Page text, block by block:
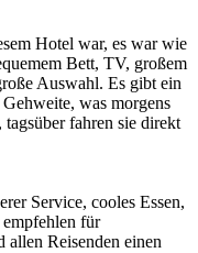
Hotel war, es war wie
Bett, TV, großem
Auswahl. Es gibt ein
was morgens
fahren sie direkt
Service, cooles Essen,
für
allen Reisenden einen